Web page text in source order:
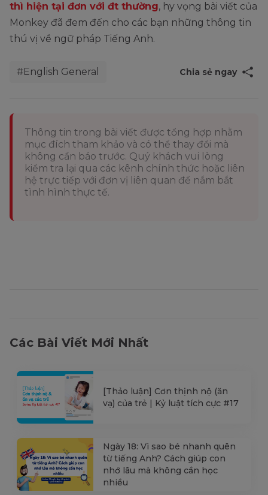
thì hiện tại đơn với đt thường, hy vọng bài viết của
Monkey đã đem đến cho các bạn những thông tin
thú vị về ngữ pháp Tiếng Anh.
#English General Chia sẻ ngay
Thông tin trong bài viết được tổng hợp nhằm
mục đích tham khảo và có thể thay đổi mà
không cần báo trước. Quý khách vui lòng
kiểm tra lại qua các kênh chính thức hoặc liên
hệ trực tiếp với đơn vị liên quan để nắm bắt
tình hình thực tế.
Các Bài Viết Mới Nhất
[Thảo luận] Cơn thịnh nộ (ăn
vạ) của trẻ | Kỷ luật tích cực #17
Ngày 18: Vì sao bé nhanh quên
từ tiếng Anh? Cách giúp con
nhớ lâu mà không cần học
nhiều